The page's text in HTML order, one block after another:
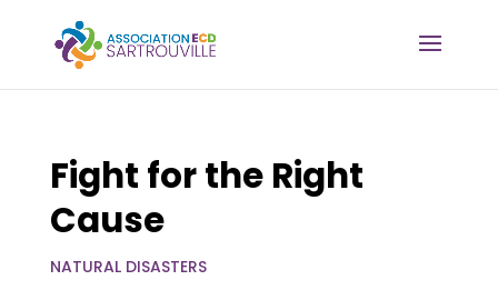
Fight for the Right
Cause
NATURAL DISASTERS